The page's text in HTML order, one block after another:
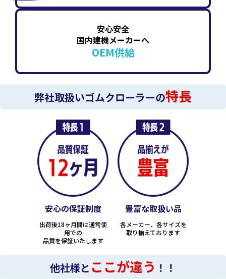
安心安全
国内建機メーカーへ
OEM供給
弊社取扱いゴムクローラーの特長
安心の保証制度
出荷後18ヶ月間は通常使
用での
品質を保証いたします
豊富な取扱い品
各メーカー、各サイズを
取り揃えております
他社様と ここが違う ！！